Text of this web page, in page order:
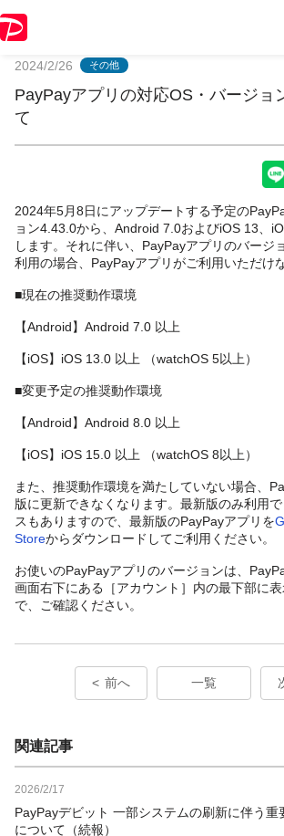
2024/2/26 その他
PayPayアプリの対応OS・バージョ
て
2024年5月8日にアップデートする予定の
ョン4.43.0から、Android 7.0およびiOS 13、
します。それに伴い、PayPayアプリのバージ
利用の場合、PayPayアプリがご利用いただけ
■現在の推奨動作環境
【Android】Android 7.0 以上
【iOS】iOS 13.0 以上 （watchOS 5以上）
■変更予定の推奨動作環境
【Android】Android 8.0 以上
【iOS】iOS 15.0 以上 （watchOS 8以上）
また、推奨動作環境を満たしていない場合、
版に更新できなくなります。最新版のみ利用
スもありますので、最新版のPayPayアプリを
Storeからダウンロードしてご利用ください。
お使いのPayPayアプリのバージョンは、
画面右下にある［アカウント］内の最下部に
で、ご確認ください。
前へ 一覧
関連記事
2026/2/17
PayPayデビット 一部システムの刷新に伴う重
について（続報）